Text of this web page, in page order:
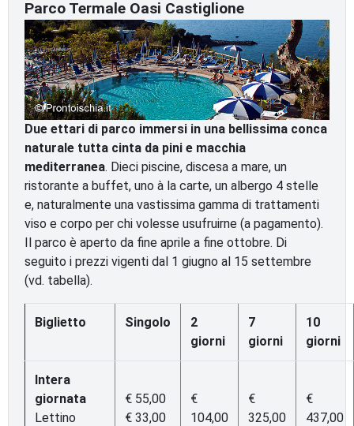
Parco Termale Oasi Castiglione
Due ettari di parco immersi in una bellissima conca
naturale tutta cinta da pini e macchia
mediterranea. Dieci piscine, discesa a mare, un
ristorante a buffet, uno à la carte, un albergo 4 stelle
e, naturalmente una vastissima gamma di trattamenti
viso e corpo per chi volesse usufruirne (a pagamento).
Il parco è aperto da fine aprile a fine ottobre. Di
seguito i prezzi vigenti dal 1 giugno al 15 settembre
(vd. tabella).
Biglietto Singolo
2
giorni
7
giorni
10
giorni
Intera
giornata
Lettino
€ 55,00
€ 33,00
€
104,00
€
325,00
€
437,00